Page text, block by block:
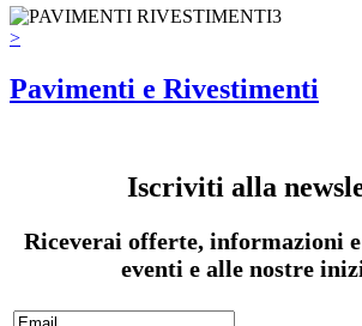
>
Pavimenti e Rivestimenti
Iscriviti alla
Riceverai offerte, informazioni
eventi e alle nostre